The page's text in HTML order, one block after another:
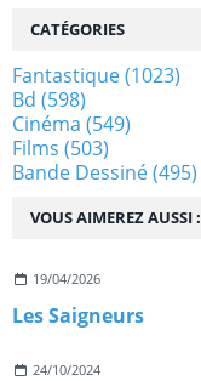
VOUS AIMEREZ AUSSI :
19/04/2026
Les Saigneurs
24/10/2024
CATÉGORIES
Fantastique(1023)
Bd (598)
Cinéma (549)
Films (503)
Bande Dessiné(495)